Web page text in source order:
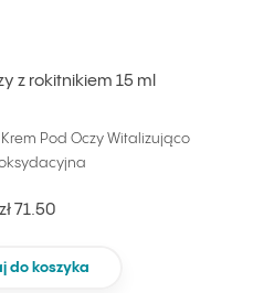
z rokitnikiem 15 ml
Pod Oczy Witalizująco
zł 71.50
do koszyka